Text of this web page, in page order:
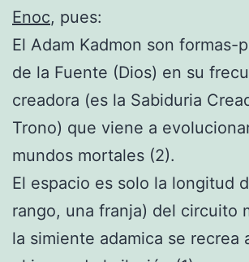
Enoc, pues:
El Adam Kadmon son formas-
de la Fuente (Dios) en su
creadora (es la Sabiduria
Trono) que viene a
mundos mortales (2).
El espacio es solo la longitud
rango, una franja) del circuito
la simiente adamica se recrea